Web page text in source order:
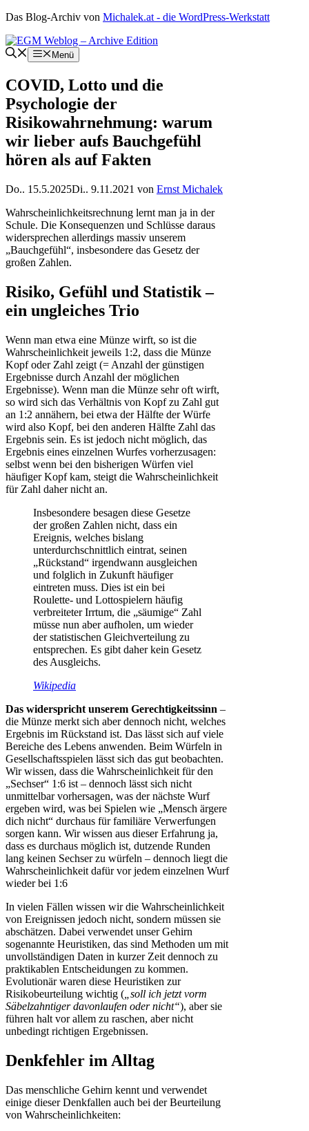
Zum
springen
Das Blog-Archiv von Michalek.at - die WordPress-Werkstatt
Menü
COVID, Lotto und die
Psychologie der
Risikowahrnehmung: warum
wir lieber aufs Bauchgefühl
hören als auf Fakten
Do.. 15.5.2025Di.. 9.11.2021 von Ernst Michalek
Wahrscheinlichkeitsrechnung lernt man ja in der
Schule. Die Konsequenzen und Schlüsse daraus
widersprechen allerdings massiv unserem
„Bauchgefühl“, insbesondere das Gesetz der
großen Zahlen.
Risiko, Gefühl und Statistik –
ein ungleiches Trio
Wenn man etwa eine Münze wirft, so ist die
Wahrscheinlichkeit jeweils 1:2, dass die Münze
Kopf oder Zahl zeigt (= Anzahl der günstigen
Ergebnisse durch Anzahl der möglichen
Ergebnisse). Wenn man die Münze sehr oft wirft,
so wird sich das Verhältnis von Kopf zu Zahl gut
an 1:2 annähern, bei etwa der Hälfte der Würfe
wird also Kopf, bei den anderen Hälfte Zahl das
Ergebnis sein. Es ist jedoch nicht möglich, das
Ergebnis eines einzelnen Wurfes vorherzusagen:
selbst wenn bei den bisherigen Würfen viel
häufiger Kopf kam, steigt die Wahrscheinlichkeit
für Zahl daher nicht an.
Insbesondere besagen diese Gesetze
der großen Zahlen nicht, dass ein
Ereignis, welches bislang
unterdurchschnittlich eintrat, seinen
„Rückstand“ irgendwann ausgleichen
und folglich in Zukunft häufiger
eintreten muss. Dies ist ein bei
Roulette- und Lottospielern häufig
verbreiteter Irrtum, die „säumige“ Zahl
müsse nun aber aufholen, um wieder
der statistischen Gleichverteilung zu
entsprechen. Es gibt daher kein Gesetz
des Ausgleichs.
Wikipedia
Das widerspricht unserem Gerechtigkeitssinn –
die Münze merkt sich aber dennoch nicht, welches
Ergebnis im Rückstand ist. Das lässt sich auf viele
Bereiche des Lebens anwenden. Beim Würfeln in
Gesellschaftsspielen lässt sich das gut beobachten.
Wir wissen, dass die Wahrscheinlichkeit für den
„Sechser“ 1:6 ist – dennoch lässt sich nicht
unmittelbar vorhersagen, was der nächste Wurf
ergeben wird, was bei Spielen wie „Mensch ärgere
dich nicht“ durchaus für familiäre Verwerfungen
sorgen kann. Wir wissen aus dieser Erfahrung ja,
dass es durchaus möglich ist, dutzende Runden
lang keinen Sechser zu würfeln – dennoch liegt die
Wahrscheinlichkeit dafür vor jedem einzelnen Wurf
wieder bei 1:6
In vielen Fällen wissen wir die Wahrscheinlichkeit
von Ereignissen jedoch nicht, sondern müssen sie
abschätzen. Dabei verwendet unser Gehirn
sogenannte Heuristiken, das sind Methoden um mit
unvollständigen Daten in kurzer Zeit dennoch zu
praktikablen Entscheidungen zu kommen.
Evolutionär waren diese Heuristiken zur
Risikobeurteilung wichtig ( „soll ich jetzt vorm
Säbelzahntiger davonlaufen oder nicht“), aber sie
führen halt vor allem zu raschen, aber nicht
unbedingt richtigen Ergebnissen.
Denkfehler im Alltag
Das menschliche Gehirn kennt und verwendet
einige dieser Denkfallen auch bei der Beurteilung
von Wahrscheinlichkeiten: